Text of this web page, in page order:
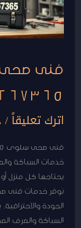
فنى
50267365 – سباكة
اترك تعليقاً/
خدمات السباكة
يحتاجها كل منزل
نوفر خدمات
الجودة
السباكة والصرف
سباكة
وتصليح